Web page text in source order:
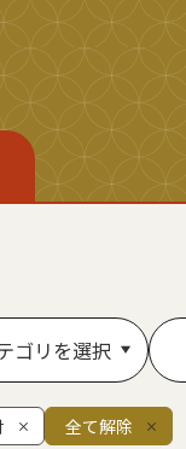
ゴリを選択
全て解除